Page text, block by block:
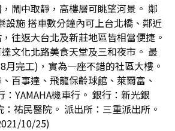
鬧中取靜，高樓層可眺望河景。 鄰
設施 搭車數分鐘內可上台北橋、鄰近
往返大台北及新莊地區皆相當便捷。
文化北路美食天堂及三和夜市。 最
月完工)，實為一座不錯的社區大樓。
百事達、飛龍保齡球館、萊爾富、
YAMAHA機車行。 銀行：新光銀
祐民醫院。 派出所：三重派出所。
10/25)